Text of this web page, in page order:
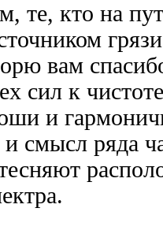
те, кто на
вам
сил к
и
смысл ряда